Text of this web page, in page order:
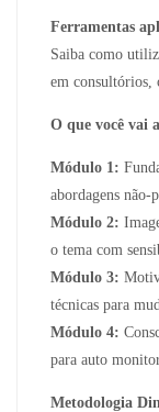
Ferramentas
Saiba como
em consultórios,
O que você vai
Módulo 1:
abordagens não-
Módulo 2:
o tema com
Módulo 3:
técnicas para
Módulo 4:
para auto
Metodologia